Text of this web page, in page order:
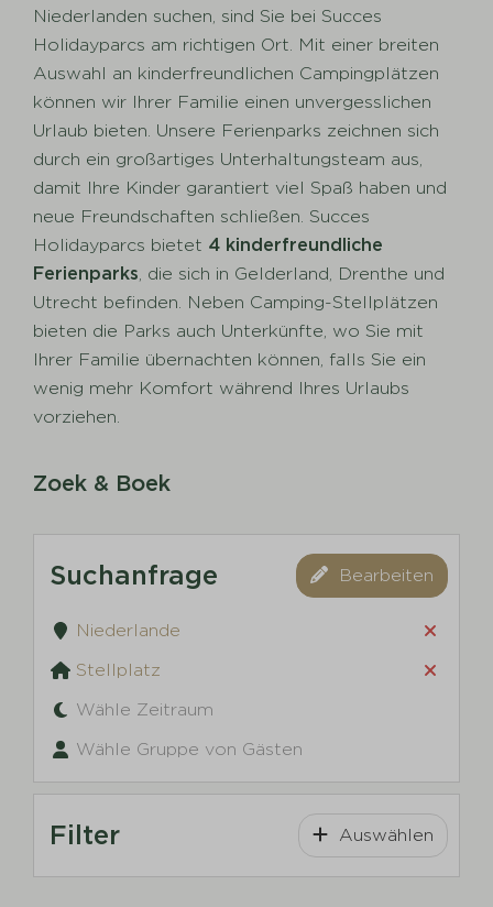
Niederlanden suchen, sind Sie bei Succes
Holidayparcs am richtigen Ort. Mit einer breiten
Auswahl an kinderfreundlichen Campingplätzen
können wir Ihrer Familie einen unvergesslichen
Urlaub bieten. Unsere Ferienparks zeichnen sich
durch ein großartiges Unterhaltungsteam aus,
damit Ihre Kinder garantiert viel Spaß haben und
neue Freundschaften schließen. Succes
Holidayparcs bietet 4 kinderfreundliche
Ferienparks, die sich in Gelderland, Drenthe und
Utrecht befinden. Neben Camping-Stellplätzen
bieten die Parks auch Unterkünfte, wo Sie mit
Ihrer Familie übernachten können, falls Sie ein
wenig mehr Komfort während Ihres Urlaubs
vorziehen.
Zoek & Boek
Suchanfrage Bearbeiten
Niederlande
Stellplatz
Wähle Zeitraum
Wähle Gruppe von Gästen
Filter Auswählen